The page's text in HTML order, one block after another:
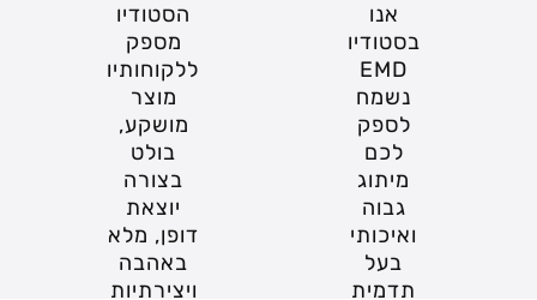
אנו
בסטודיו
EMD
נשמח
לספק
לכם
מיתוג
גבוה
ואיכותי
בעל
תדמית
הסטודיו
מספק
ללקוחותיו
מוצר
מושקע,
בולט
בצורה
יוצאת
דופן, מלא
באהבה
ויצירתיות